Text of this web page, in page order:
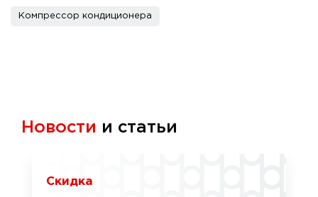
Компрессор кондиционера
Новости и статьи
Скидка